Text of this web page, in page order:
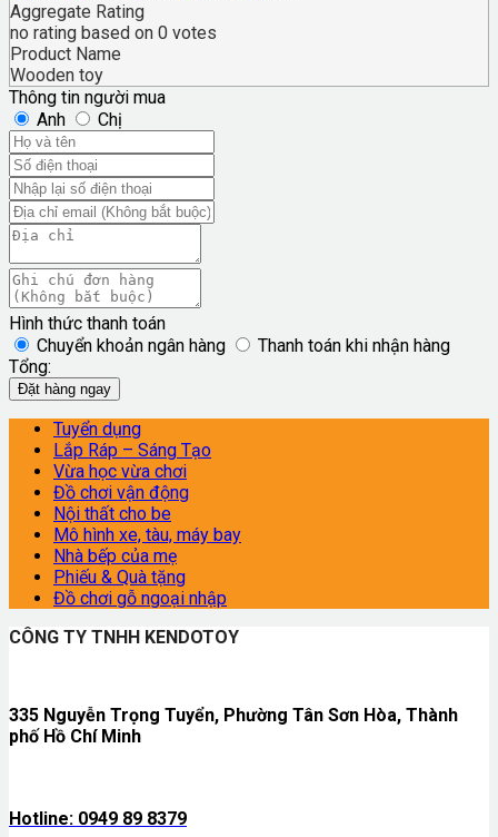
Aggregate Rating
no rating based on 0 votes
Product Name
Wooden toy
Thông tin người mua
Anh
Chị
Hình thức thanh toán
Chuyển khoản ngân hàng
Thanh toán khi nhận hàng
Tổng:
Đặt hàng ngay
Tuyển dụng
Lắp Ráp – Sáng Tạo
Vừa học vừa chơi
Đồ chơi vận động
Nội thất cho be
Mô hình xe, tàu, máy bay
Nhà bếp của mẹ
Phiếu & Quà tặng
Đồ chơi gỗ ngoại nhập
CÔNG TY TNHH KENDOTOY
335 Nguyễn Trọng Tuyển, Phường Tân Sơn Hòa, Thành
phố Hồ Chí Minh
Hotline: 0949 89 8379